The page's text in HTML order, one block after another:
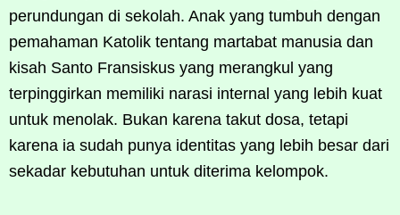
perundungan di sekolah. Anak yang tumbuh dengan
pemahaman Katolik tentang martabat manusia dan
kisah Santo Fransiskus yang merangkul yang
terpinggirkan memiliki narasi internal yang lebih kuat
untuk menolak. Bukan karena takut dosa, tetapi
karena ia sudah punya identitas yang lebih besar dari
sekadar kebutuhan untuk diterima kelompok.